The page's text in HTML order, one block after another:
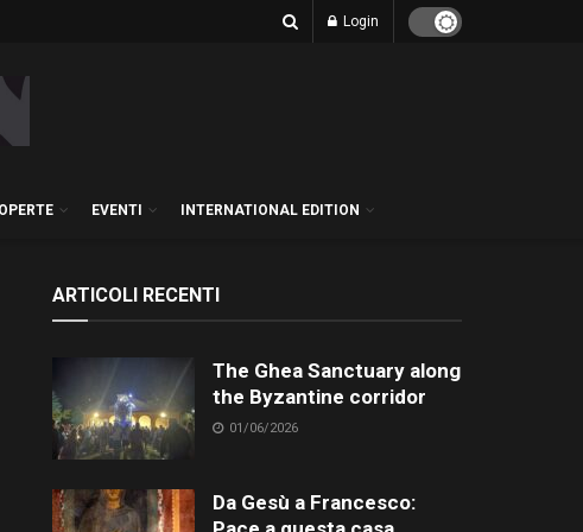
Login
EVENTI INTERNATIONAL EDITION
ARTICOLI RECENTI
The Ghea Sanctuary along
the Byzantine corridor
01/06/2026
Da Gesù a Francesco: